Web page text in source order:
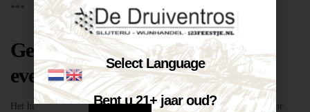
***
Geschikt voor elk type feest of
evenement
Het huren van een biertap in locatie Breda is niet alleen geschikt voor
Select Language
Bent u 21+ jaar oud?